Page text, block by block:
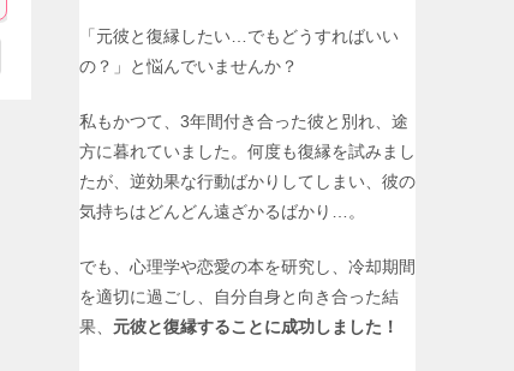
「元彼と復縁したい…でもどうすればいい
の？」と悩んでいませんか？
私もかつて、3年間付き合った彼と別れ、途
方に暮れていました。何度も復縁を試みまし
たが、逆効果な行動ばかりしてしまい、彼の
気持ちはどんどん遠ざかるばかり…。
でも、心理学や恋愛の本を研究し、冷却期間
を適切に過ごし、自分自身と向き合った結
果、 元彼と復縁することに成功しました！